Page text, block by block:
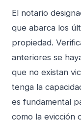
El notario
que abarca los
propiedad.
anteriores se
que no existan
tenga la
es fundamental
como la evicción